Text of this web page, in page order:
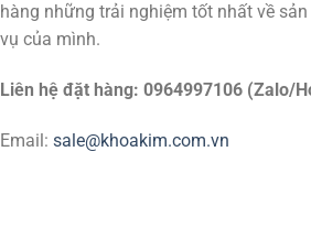
hàng những trải nghiệm tốt nhất về
vụ của mình.
Liên hệ đặt hàng: 0964997106 (Zalo/
Email: sale@khoakim.com.vn